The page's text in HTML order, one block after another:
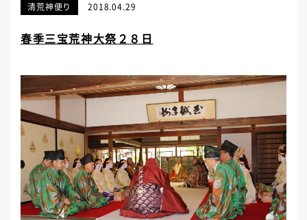
清荒神便り 2018.04.29
春季三宝荒神大祭２８日